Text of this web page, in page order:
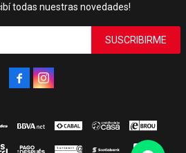
todas nuestras novedades!
SUSCRIBIRME
 